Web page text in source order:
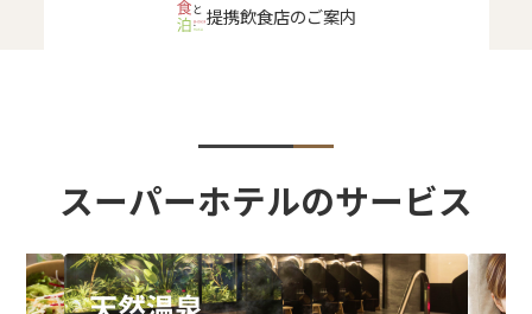
提携飲食店のご案内
スーパーホテルのサービス